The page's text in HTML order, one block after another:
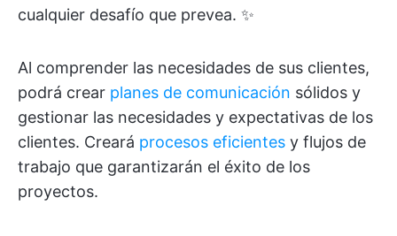
cualquier desafío que prevea. ✨
Al comprender las necesidades de sus clientes,
podrá crear planes de comunicación sólidos y
gestionar las necesidades y expectativas de los
clientes. Creará procesos eficientes y flujos de
trabajo que garantizarán el éxito de los
proyectos.